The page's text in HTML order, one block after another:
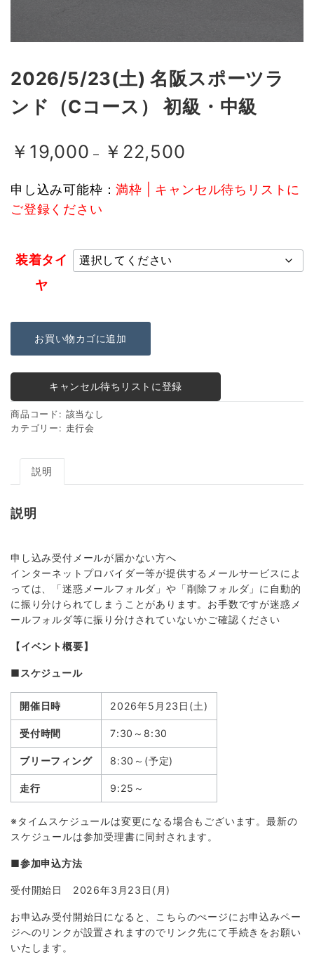
2026/5/23(土) 名阪スポーツラ
ンド（Cコース） 初級・中級
￥ 19,000 – ￥ 22,500
￥19,000
申し込み可能枠：満枠 | キャンセル待ちリストに
ご登録ください
装着タイ
ヤ
お買い物カゴに追加
キャンセル待ちリストに登録
商品コード: 該当なし
カテゴリー: 走行会
説明
説明
申し込み受付メールが届かない方へ
インターネットプロバイダー等が提供するメールサービスによ
っては、「迷惑メールフォルダ」や「削除フォルダ」に自動的
に振り分けられてしまうことがあります。お手数ですが迷惑メ
ールフォルダ等に振り分けされていないかご確認ください
【イベント概要】
■スケジュール
開催日時 2026年5月23日(土)
受付時間 7:30～8:30
ブリーフィング 8:30～(予定)
走行 9:25～
※タイムスケジュールは変更になる場合もございます。最新の
スケジュールは参加受理書に同封されます。
■参加申込方法
受付開始日 2026年3月23日(月)
お申込み受付開始日になると、こちらのぺージにお申込みペー
ジへのリンクが設置されますのでリンク先にて手続きをお願い
いたします。